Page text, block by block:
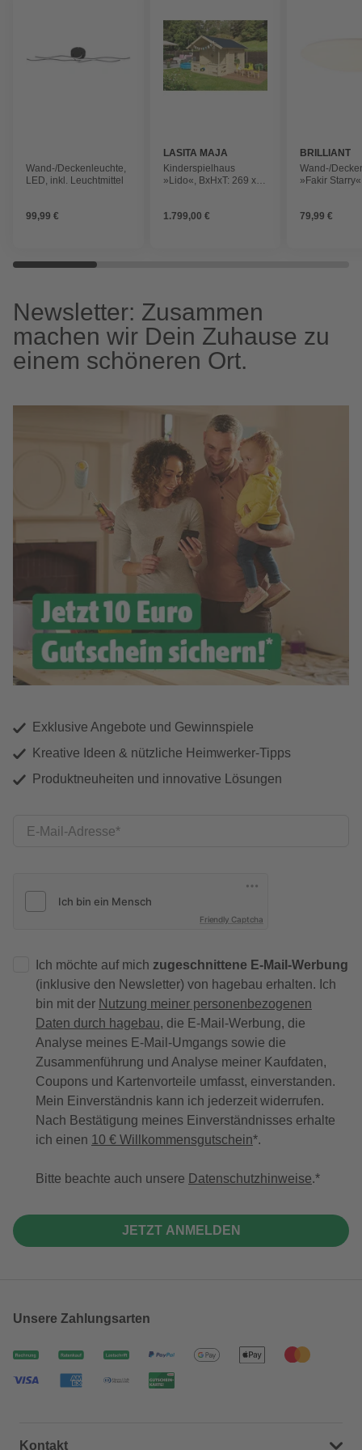
Wand-/Deckenleuchte,
LED, inkl. Leuchtmittel
99,99 €
LASITA MAJA
Kinderspielhaus
»Lido«, BxHxT: 269 x
1.799,00 €
BRILLIANT
Wand-/
»Fakir
79,99 €
Newsletter: Zusammen
machen wir Dein Zuhause zu
einem schöneren Ort.
Exklusive Angebote und Gewinnspiele
Kreative Ideen & nützliche Heimwerker-Tipps
Produktneuheiten und innovative Lösungen
E-Mail-Adresse
Friendly Captcha
Ich möchte auf mich zugeschnittene E-Mail-Werbung
(inklusive den Newsletter) von hagebau erhalten. Ich
bin mit der Nutzung meiner personenbezogenen
Daten durch hagebau, die E-Mail-Werbung, die
Analyse meines E-Mail-Umgangs sowie die
Zusammenführung und Analyse meiner Kaufdaten,
Coupons und Kartenvorteile umfasst, einverstanden.
Mein Einverständnis kann ich jederzeit widerrufen.
Nach Bestätigung meines Einverständnisses erhalte
ich einen 10 € Willkommensgutschein*.
Bitte beachte auch unsere Datenschutzhinweise.
JETZT ANMELDEN
Unsere Zahlungsarten
Kontakt